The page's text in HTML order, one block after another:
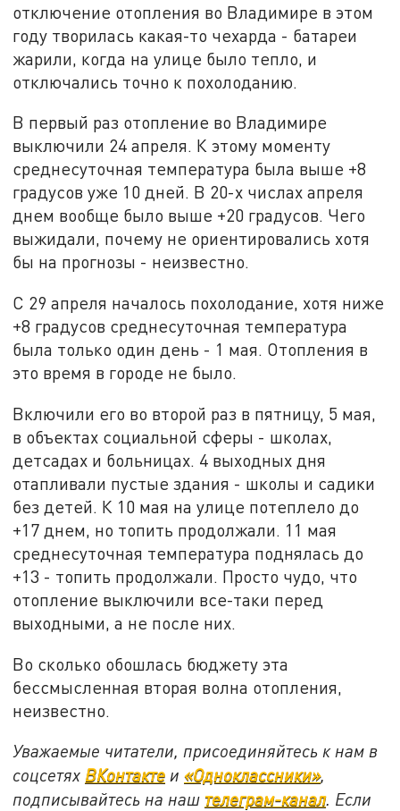
отключение отопления во Владимире в этом
году творилась какая-то чехарда - батареи
жарили, когда на улице было тепло, и
отключались точно к похолоданию.
В первый раз отопление во Владимире
выключили 24 апреля. К этому моменту
среднесуточная температура была выше +8
градусов уже 10 дней. В 20-х числах апреля
днем вообще было выше +20 градусов. Чего
выжидали, почему не ориентировались хотя
бы на прогнозы - неизвестно.
С 29 апреля началось похолодание, хотя ниже
+8 градусов среднесуточная температура
была только один день - 1 мая. Отопления в
это время в городе не было.
Включили его во второй раз в пятницу, 5 мая,
в объектах социальной сферы - школах,
детсадах и больницах. 4 выходных дня
отапливали пустые здания - школы и садики
без детей. К 10 мая на улице потеплело до
+17 днем, но топить продолжали. 11 мая
среднесуточная температура поднялась до
+13 - топить продолжали. Просто чудо, что
отопление выключили все-таки перед
выходными, а не после них.
Во сколько обошлась бюджету эта
бессмысленная вторая волна отопления,
неизвестно.
Уважаемые читатели, присоединяйтесь к нам в
соцсетях ВКонтакте и«Одноклассники»,
подписывайтесь на наш телеграм-канал. Если